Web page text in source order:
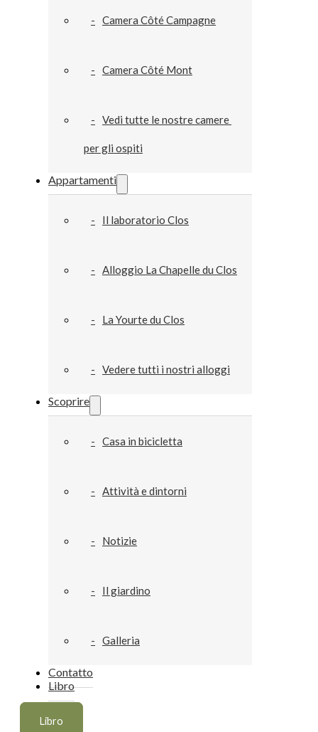
Camera Côté Campagne
Camera Côté Mont
Vedi tutte le nostre camere
per gli ospiti
Appartamenti
Il laboratorio Clos
Alloggio La Chapelle du Clos
La Yourte du Clos
Vedere tutti i nostri alloggi
Scoprire
Casa in bicicletta
Attività e dintorni
Notizie
Il giardino
Galleria
Contatto
Libro
Libro